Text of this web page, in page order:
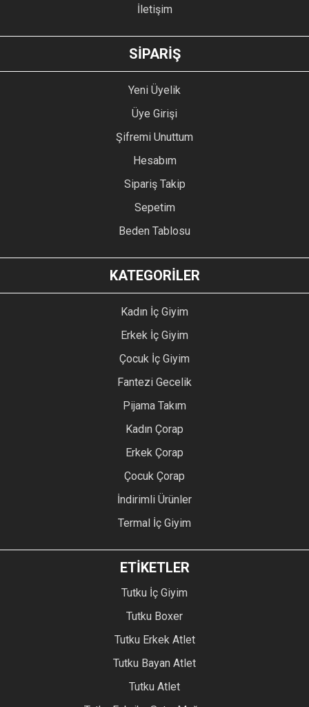
İletişim
SİPARİŞ
Yeni Üyelik
Üye Girişi
Şifremi Unuttum
Hesabım
Sipariş Takip
Sepetim
Beden Tablosu
KATEGORİLER
Kadın İç Giyim
Erkek İç Giyim
Çocuk İç Giyim
Fantezi Gecelik
Pijama Takım
Kadın Çorap
Erkek Çorap
Çocuk Çorap
İndirimli Ürünler
Termal İç Giyim
ETİKETLER
Tutku İç Giyim
Tutku Boxer
Tutku Erkek Atlet
Tutku Bayan Atlet
Tutku Atlet